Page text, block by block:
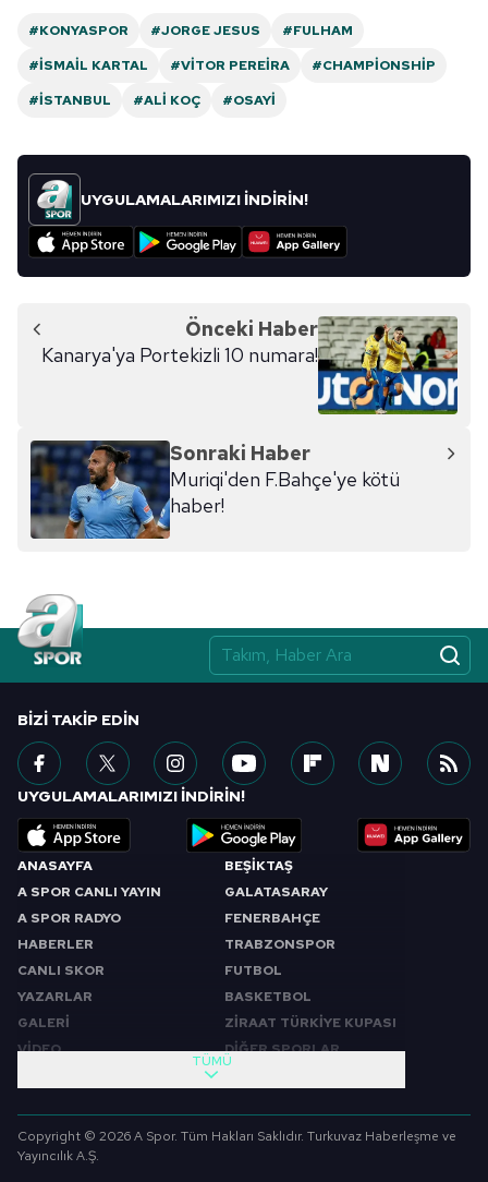
#KONYASPOR #JORGE JESUS
#FULHAM
#İSMAIL KARTAL
#VITOR PEREIRA
#CHAMPIONSHIP
#İSTANBUL
#ALI KOÇ #OSAYI
UYGULAMALARIMIZI İNDİRİN!
Önceki Haber
Kanarya'ya Portekizli 10 numara!
Sonraki Haber
Muriqi'den F.Bahçe'ye kötü
haber!
ANASAYFA
A SPOR CANLI YAYIN
A SPOR RADYO
HABERLER
CANLI SKOR
YAZARLAR
GALERİ
VİDEO
BEŞİKTAŞ
GALATASARAY
FENERBAHÇE
TRABZONSPOR
FUTBOL
BASKETBOL
ZİRAAT TÜRKİYE KUPASI
DİĞER SPORLAR
SABAH SPORU
SPOR GÜNDEMİ
FUTBOL
TÜMÜ
BIZI TAKIP EDIN
UYGULAMALARIMIZI İNDİRİN!
Copyright © 2026 A Spor. Tüm Hakları Saklıdır. Turkuvaz Haberleşme ve
Yayıncılık A.Ş.